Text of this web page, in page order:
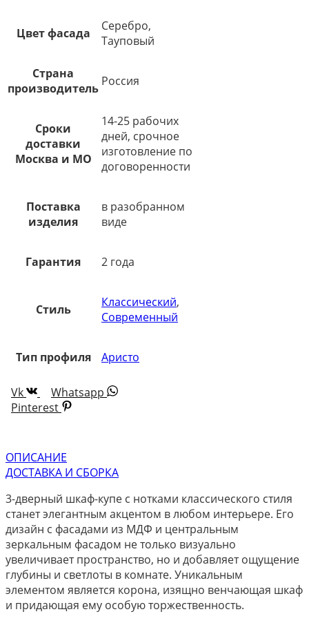
Цвет фасада
Серебро,
Тауповый
Страна
производитель Россия
Сроки
доставки
Москва и МО
14-25 рабочих
дней, срочное
изготовление по
договоренности
Поставка
изделия
в разобранном
виде
Гарантия 2 года
Стиль Классический,
Современный
Тип профиля Аристо
Vk
Whatsapp
Pinterest
ОПИСАНИЕ
ДОСТАВКА И СБОРКА
3-дверный шкаф-купе с нотками классического стиля
станет элегантным акцентом в любом интерьере. Его
дизайн с фасадами из МДФ и центральным
зеркальным фасадом не только визуально
увеличивает пространство, но и добавляет ощущение
глубины и светлоты в комнате. Уникальным
элементом является корона, изящно венчающая шкаф
и придающая ему особую торжественность.